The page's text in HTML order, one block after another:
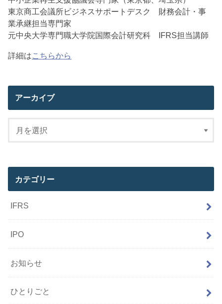
東京商工会議所ビジネスサポートデスク 財務会計・事
業承継担当専門家
元中央大学専門職大学院国際会計研究科 IFRS担当講師
詳細は こちらから
アーカイブ
カテゴリー
IFRS
IPO
お知らせ
ひとりごと